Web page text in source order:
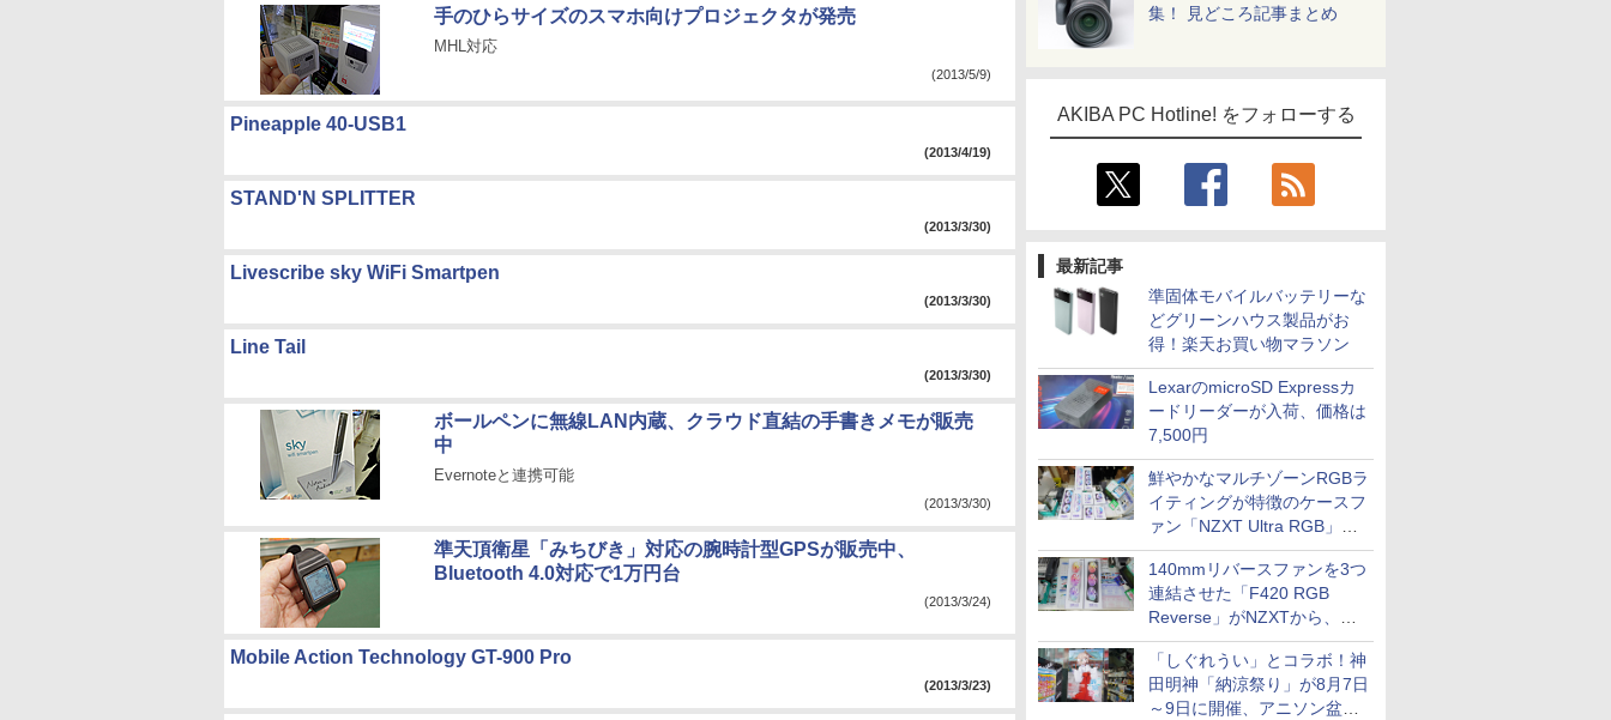
集！ 見どころ記事まとめ
AKIBA PC Hotline! をフォローする
最新記事
準固体モバイルバッテリーな
どグリーンハウス製品がお
得！楽天お買い物マラソン
LexarのmicroSD Expressカ
ードリーダーが入荷、価格は
7,500円
鮮やかなマルチゾーンRGBラ
イティングが特徴のケースフ
ァン「NZXT Ultra RGB」が
発売、計8製品
140mmリバースファンを3つ
連結させた「F420 RGB
Reverse」がNZXTから、単
一フレーム採用
「しぐれうい」とコラボ！神
田明神「納涼祭り」が8月7日
～9日に開催、アニソン盆踊
手のひらサイズのスマホ向けプロジェクタが発売
MHL対応
(2013/5/9)
Pineapple 40-USB1
(2013/4/19)
STAND'N SPLITTER
(2013/3/30)
Livescribe sky WiFi Smartpen
(2013/3/30)
Line Tail
(2013/3/30)
ボールペンに無線LAN内蔵、クラウド直結の手書きメモが販売
中
Evernoteと連携可能
(2013/3/30)
準天頂衛星「みちびき」対応の腕時計型GPSが販売中、
Bluetooth 4.0対応で1万円台
(2013/3/24)
Mobile Action Technology GT-900 Pro
(2013/3/23)